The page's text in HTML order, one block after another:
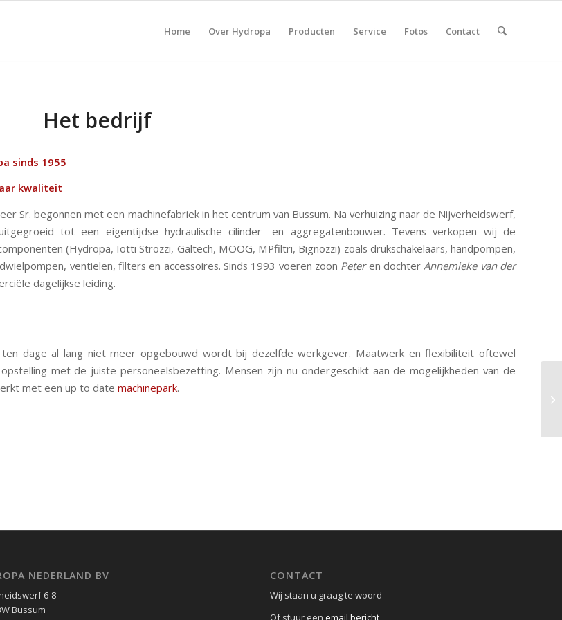
Home Over Hydropa Producten Service Fotos Contact
Het bedrijf
sinds 1955
kwaliteit
Sr. begonnen met een machinefabriek in het centrum van Bussum. Na verhuizing naar de Nijverheidswerf,
tot een eigentijdse hydraulische cilinder- en aggregatenbouwer. Tevens verkopen wij de
(Hydropa, Iotti Strozzi, Galtech, MOOG, MPfiltri, Bignozzi) zoals drukschakelaars, handpompen,
ventielen, filters en accessoires. Sinds 1993 voeren zoon Peteren dochterAnnemieke van der
dagelijkse leiding.
ten dage al lang niet meer opgebouwd wordt bij dezelfde werkgever. Maatwerk en flexibiliteit oftewel
met de juiste personeelsbezetting. Mensen zijn nu ondergeschikt aan de mogelijkheden van de
met een up to date machinepark.
NEDERLAND BV
6-8
Bussum
CONTACT
Wij staan u graag te woord